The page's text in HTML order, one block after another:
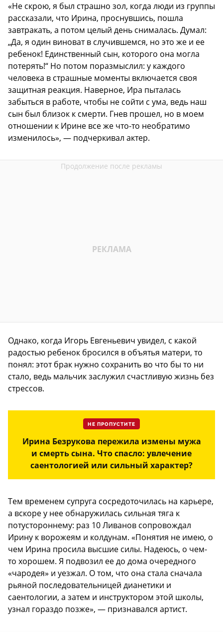
«Не скрою, я был страшно зол, когда люди из группы
рассказали, что Ирина, проснувшись, пошла
завтракать, а потом целый день снималась. Думал:
„Да, я один виноват в случившемся, но это же и ее
ребенок! Единственный сын, которого она могла
потерять!“ Но потом поразмыслил: у каждого
человека в страшные моменты включается своя
защитная реакция. Наверное, Ира пыталась
забыться в работе, чтобы не сойти с ума, ведь наш
сын был близок к смерти. Гнев прошел, но в моем
отношении к Ирине все же что-то необратимо
изменилось», — подчеркивал актер.
Однако, когда Игорь Евгеньевич увидел, с какой
радостью ребенок бросился в объятья матери, то
понял: этот брак нужно сохранить во что бы то ни
стало, ведь мальчик заслужил счастливую жизнь без
стрессов.
НЕ ПРОПУСТИТЕ
Ирина Безрукова пережила измены мужа
и смерть сына. Что спасло: увлечение
саентологией или сильный характер?
Тем временем супруга сосредоточилась на карьере,
а вскоре у нее обнаружилась сильная тяга к
потустороннему: раз 10 Ливанов сопровождал
Ирину к ворожеям и колдунам. «Понятия не имею, о
чем Ирина просила высшие силы. Надеюсь, о чем-
то хорошем. Я подвозил ее до дома очередного
«чародея» и уезжал. О том, что она стала сначала
рьяной последовательницей дианетики и
саентологии, а затем и инструктором этой школы,
узнал гораздо позже», — признавался артист.